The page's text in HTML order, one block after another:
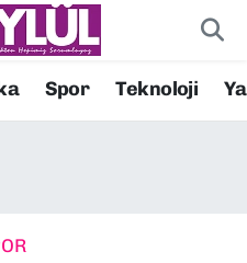
Spor Teknoloji
ve Fikstür